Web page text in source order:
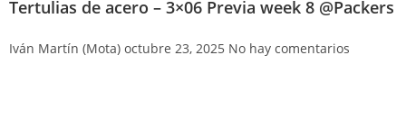
Tertulias de acero – 3×06 Previa week 8 @Packers
Iván Martín (Mota) octubre 23, 2025 No hay comentarios